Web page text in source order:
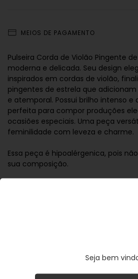
MEIOS DE PAGAMENTO
Pulseira Corda de Violão Pingente
moderna e delicada. Seu design
inspirados em cordas de violão,
pingentes de estrela que
e atemporal. Possui brilho intenso
perfeita para compor produções
ocasiões especiais. Uma peça
feminilidade com leveza e charme.
Essa peça é hipoalérgenica, pois
sua composição.
também possuem camada de
Seja bem